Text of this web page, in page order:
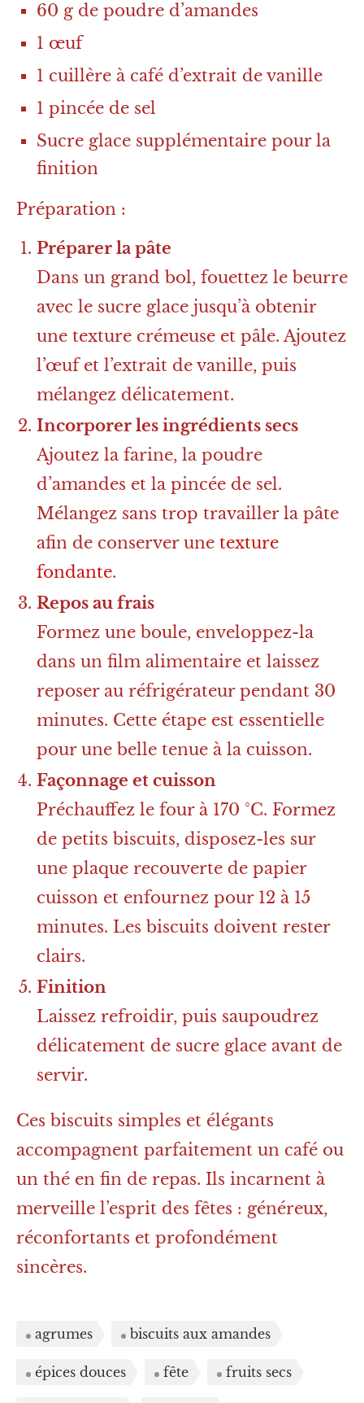
60 g de poudre d’amandes
1 œuf
1 cuillère à café d’extrait de vanille
1 pincée de sel
Sucre glace supplémentaire pour la
finition
Préparation :
Préparer la pâte
Dans un grand bol, fouettez le beurre
avec le sucre glace jusqu’à obtenir
une texture crémeuse et pâle. Ajoutez
l’œuf et l’extrait de vanille, puis
mélangez délicatement.
Incorporer les ingrédients secs
Ajoutez la farine, la poudre
d’amandes et la pincée de sel.
Mélangez sans trop travailler la pâte
afin de conserver une texture
fondante.
Repos au frais
Formez une boule, enveloppez-la
dans un film alimentaire et laissez
reposer au réfrigérateur pendant 30
minutes. Cette étape est essentielle
pour une belle tenue à la cuisson.
Façonnage et cuisson
Préchauffez le four à 170 °C. Formez
de petits biscuits, disposez-les sur
une plaque recouverte de papier
cuisson et enfournez pour 12 à 15
minutes. Les biscuits doivent rester
clairs.
Finition
Laissez refroidir, puis saupoudrez
délicatement de sucre glace avant de
servir.
Ces biscuits simples et élégants
accompagnent parfaitement un café ou
un thé en fin de repas. Ils incarnent à
merveille l’esprit des fêtes : généreux,
réconfortants et profondément
sincères.
agrumes biscuits aux amandes
épices douces fête fruits secs